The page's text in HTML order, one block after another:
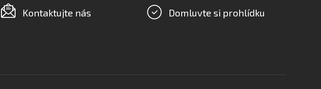
Kontaktujte nás Domluvte si prohlídku